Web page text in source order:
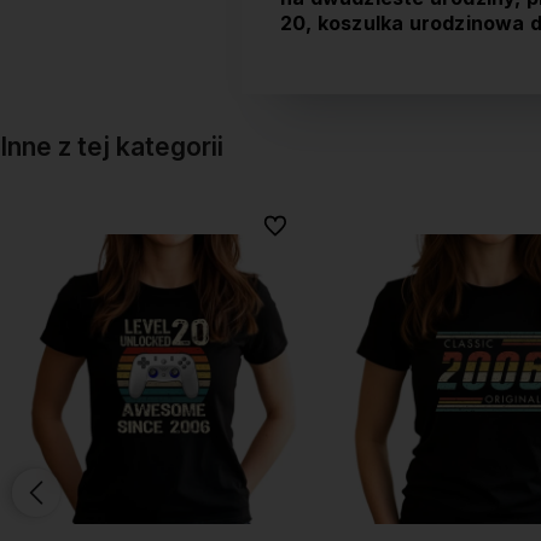
20, koszulka urodzinowa
Inne z tej kategorii
Do ulubionych
Do ulubionych